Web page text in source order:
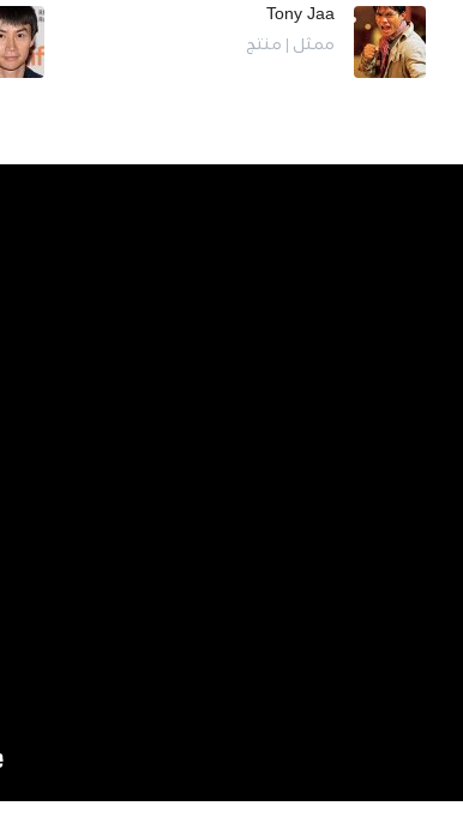
Tony Jaa
ممثل | منتج